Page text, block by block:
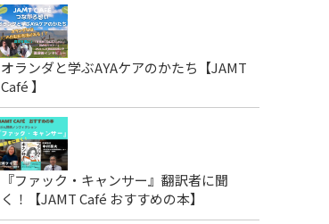
オランダと学ぶAYAケアのかたち【JAMT
Café 】
『ファック・キャンサー』翻訳者に聞
く！【JAMT Café おすすめの本】